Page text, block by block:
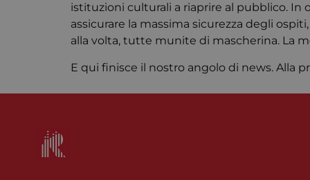
istituzioni culturali a riaprire al pubblico.
assicurare la massima sicurezza degli
alla volta, tutte munite di mascherina. La
E qui finisce il nostro angolo di news. Alla
I cookie
dell'account. Il sito